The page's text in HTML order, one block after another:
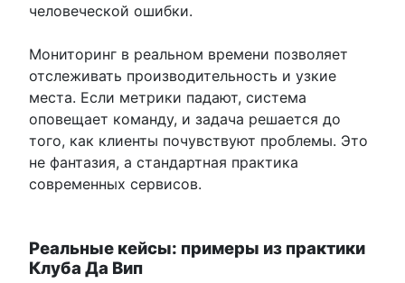
человеческой ошибки.
Мониторинг в реальном времени позволяет
отслеживать производительность и узкие
места. Если метрики падают, система
оповещает команду, и задача решается до
того, как клиенты почувствуют проблемы. Это
не фантазия, а стандартная практика
современных сервисов.
Реальные кейсы: примеры из практики
Клуба Да Вип